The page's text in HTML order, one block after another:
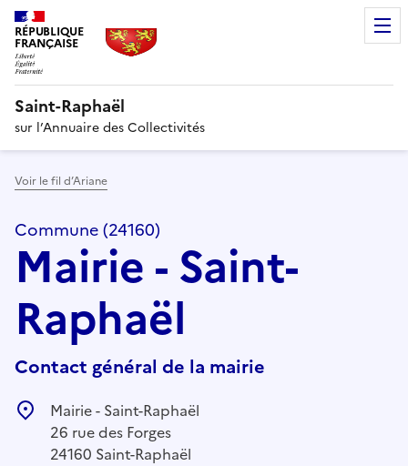
RÉPUBLIQUE
FRANÇAISE
Saint-Raphaël
sur l’Annuaire des Collectivités
Voir le fil d’Ariane
Commune (24160)
Mairie - Saint-
Raphaël
Contact général de la mairie
Mairie - Saint-Raphaël
26 rue des Forges
24160 Saint-Raphaël